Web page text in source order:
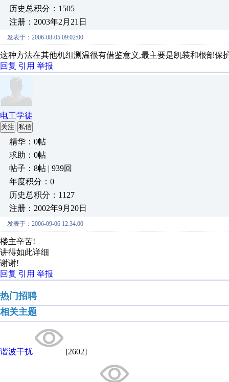
历史总积分：1505
注册：2003年2月21日
发表于：2006-08-05 09:02:00
这种方法在其他机组测温很有借鉴意义,最主要是凯装和根部保
回复 引用 举报
电工学徒
关注 私信
精华：0帖
求助：0帖
帖子：8帖 | 939回
年度积分：0
历史总积分：1127
注册：2002年9月20日
发表于：2006-09-06 12:34:00
楼主辛苦!
讲得如此详细
谢谢!
回复 引用 举报
热门招聘
相关主题
谐波干扰 [2602]